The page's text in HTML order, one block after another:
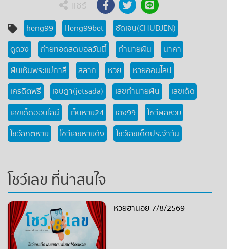
แชร์
heng99 Heng99bet
ชัดเจน(CHUDJEN)
ดูดวง
ถ่ายทอดสดบอลวันนี้ ทำนายฝัน
นาคา
ฝันเห็นพระแม่กาลี
สลาก หวย
หวยออนไลน์
เครดิตฟรี
เจษฎา(jetsada) เลขทำนายฝัน
เลขเด็ด
เลขเด็ดออนไลน์
เว็บหวย24 เฮง99
โชว์ผลหวย
โชว์สถิติหวย
โชว์เลขหวยดัง โชว์เลขเด็ดประจำวัน
โชว์เลข ที่น่าสนใจ
หวยฮานอย 7/8/2569